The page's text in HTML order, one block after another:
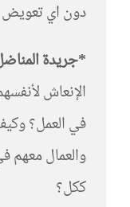
دون اي تعويض
*جريدة
الإنعاش
في العمل؟
والعمال معهم
ككل؟